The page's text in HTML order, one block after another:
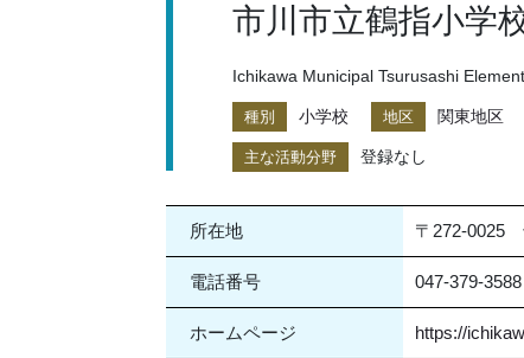
市川市立鶴指小学
Ichikawa Municipal Tsurusashi
種別 小学校 地区 関東地区
主な活動分野 登録なし
所在地 〒272-0025
電話番号 047-379-3588
ホームページ https://